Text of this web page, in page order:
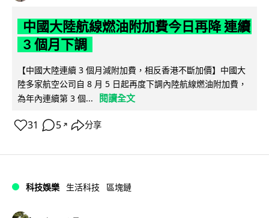
中國大陸航線燃油附加費今日再降 連續
3 個月下調
【中國大陸連續 3 個月減附加費，相反香港不斷加價】中國大
陸多家航空公司自 8 月 5 日起再度下調內陸航線燃油附加費，
為年內連續第 3 個...
閱讀全文
31 5 ↗ 分享
科技娛樂 生活科技 區塊鏈